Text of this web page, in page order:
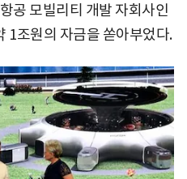
공 모빌리티 개발 자회사인
1조원의 자금을 쏟아부었다.